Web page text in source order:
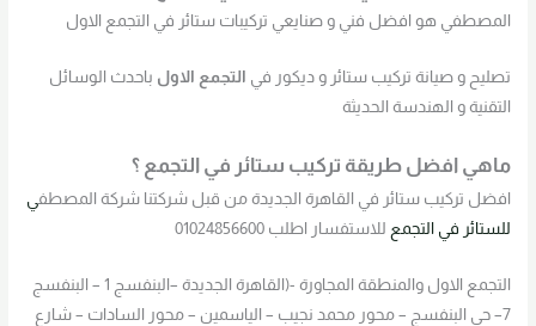
المصطفي هو افضل فني و صنايعي تركيبات ستائر في التجمع الاول
تصليح و صيانة تركيب ستائر و ديكور في التجمع الاول باحدث الوسائل
التقنية و الهندسة الحديثة
ماهي افضل طريقة تركيب ستائر في التجمع ؟
افضل تركيب ستائر في القاهرة الجديدة من قبل شركتنا شركة المصطفي
للستائر في التجمع للاستفسار اطلب 01024856600
التجمع الاول والمنطقة المجاورة -(القاهرة الجديدة –البنفسج 1 – البنفسج
7– حي البنفسج – محور محمد نجيب – الياسمين – محور السادات – شارع